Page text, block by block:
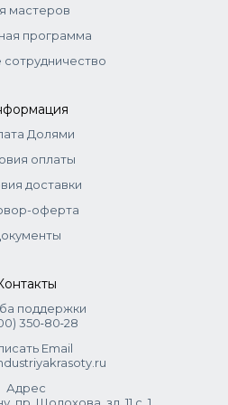
Parfum.
мастеров
программа
Долями
оплаты
доставки
оферта
поддержки
350‑80‑28
Email
Адрес